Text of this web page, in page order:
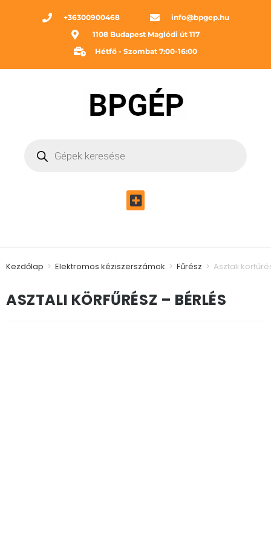
+36300900468
info@bpgep.hu
1108 Budapest Maglódi út 117
Hétfő - Szombat 7:00-16:00
Kezdőlap > Elektromos kéziszerszámok > Fűrész > Asztali
ASZTALI KÖRFŰRÉSZ – BÉRLÉS